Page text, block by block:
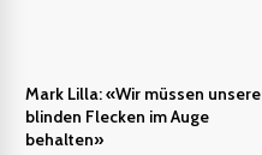
Mark Lilla: «Wir müssen unsere
blinden Flecken im Auge
behalten»